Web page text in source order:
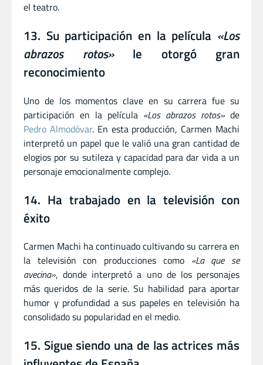
el teatro.
13. Su participación en la película «Los
abrazos rotos»le otorgó gran
reconocimiento
Uno de los momentos clave en su carrera fue su
participación en la película «Los abrazos rotos» de
Pedro Almodóvar. En esta producción, Carmen Machi
interpretó un papel que le valió una gran cantidad de
elogios por su sutileza y capacidad para dar vida a un
personaje emocionalmente complejo.
14. Ha trabajado en la televisión con
éxito
Carmen Machi ha continuado cultivando su carrera en
la televisión con producciones como «La que se
avecina», donde interpretó a uno de los personajes
más queridos de la serie. Su habilidad para aportar
humor y profundidad a sus papeles en televisión ha
consolidado su popularidad en el medio.
15. Sigue siendo una de las actrices más